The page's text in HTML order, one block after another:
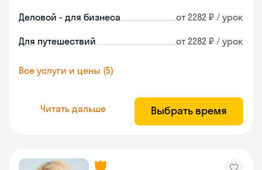
Деловой - для бизнеса от 2282 ₽ / урок
Для путешествий от 2282 ₽ / урок
Все услуги и цены (5)
Читать дальше Выбрать время